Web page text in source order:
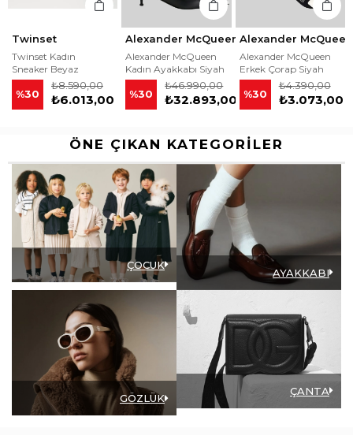
Alexander McQueen
Alexander McQueen
Kadın Ayakkabı Siyah
%30 ₺32.893,00
₺46.990,00
Alexander McQueen
Alexander McQueen
Erkek Çorap Siyah
%30 ₺3.073,00
₺4.390,00
Patrizia Pepe
Patrizia Pepe Kadın
Elbise Bej
%40 ₺9.834,00
₺16.390,00
ÖNE ÇIKAN KATEGORILER
ÇOCUK
AYAKKABI
GÖZLÜK
ÇANTA